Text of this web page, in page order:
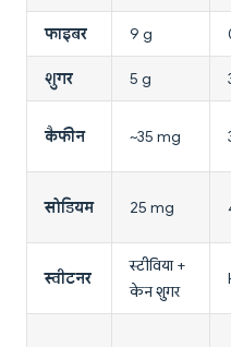
फाइबर 9 g
शुगर 5 g
कैफीन ~35 mg
सोडियम 25 mg
स्वीटनर
स्टीविया +
केन शुगर